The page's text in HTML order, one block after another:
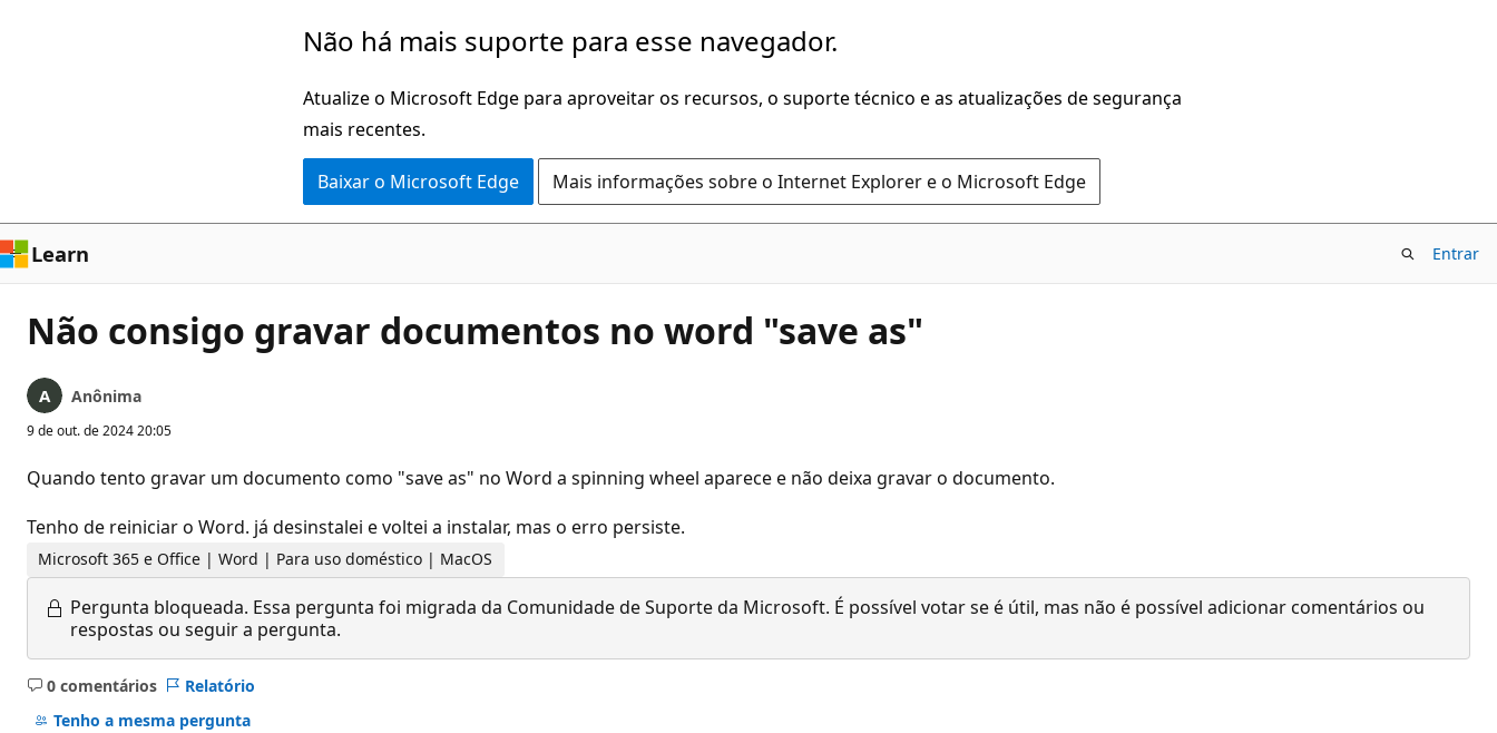
Não há mais suporte para esse navegador.
Atualize o Microsoft Edge para aproveitar os recursos, o suporte técnico e as atualizações de segurança
mais recentes.
Baixar o Microsoft Edge Mais informações sobre o Internet Explorer e o Microsoft Edge
Learn Entrar
Não consigo gravar documentos no word "save as"
Anônima
9 de out. de 2024 20:05
Quando tento gravar um documento como "save as" no Word a spinning wheel aparece e não deixa gravar o documento.
Tenho de reiniciar o Word. já desinstalei e voltei a instalar, mas o erro persiste.
Microsoft 365 e Office | Word | Para uso doméstico | MacOS
Pergunta bloqueada. Essa pergunta foi migrada da Comunidade de Suporte da Microsoft. É possível votar se é útil, mas não é possível adicionar comentários ou
respostas ou seguir a pergunta.
0 comentários
Sem
comentários
Relatório
Tenho a mesma pergunta